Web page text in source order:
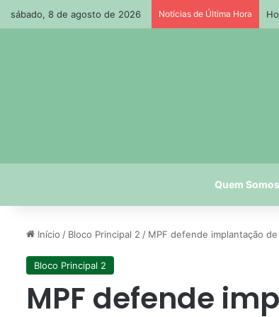
sábado, 8 de agosto de 2026 Notícias de Última Hora
Quem Somos
Início / Bloco Principal 2 / MPF defende implantação
Bloco Principal 2
MPF defende